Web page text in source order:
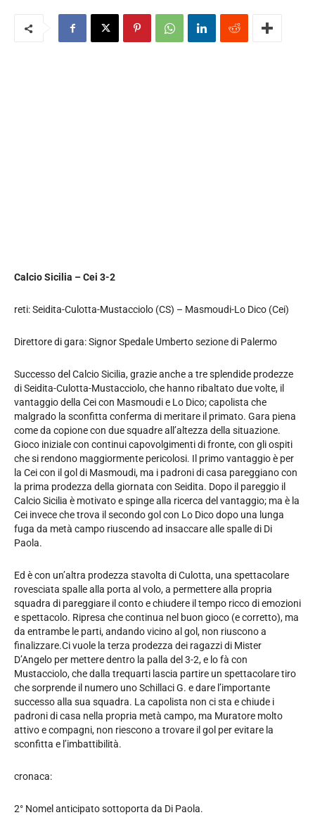
Calcio Sicilia – Cei 3-2
reti: Seidita-Culotta-Mustacciolo (CS) – Masmoudi-Lo Dico (Cei)
Direttore di gara: Signor Spedale Umberto sezione di Palermo
Successo del Calcio Sicilia, grazie anche a tre splendide prodezze
di Seidita-Culotta-Mustacciolo, che hanno ribaltato due volte, il
vantaggio della Cei con Masmoudi e Lo Dico; capolista che
malgrado la sconfitta conferma di meritare il primato. Gara piena
come da copione con due squadre all’altezza della situazione.
Gioco iniziale con continui capovolgimenti di fronte, con gli ospiti
che si rendono maggiormente pericolosi. Il primo vantaggio è per
la Cei con il gol di Masmoudi, ma i padroni di casa pareggiano con
la prima prodezza della giornata con Seidita. Dopo il pareggio il
Calcio Sicilia è motivato e spinge alla ricerca del vantaggio; ma è la
Cei invece che trova il secondo gol con Lo Dico dopo una lunga
fuga da metà campo riuscendo ad insaccare alle spalle di Di
Paola.
Ed è con un’altra prodezza stavolta di Culotta, una spettacolare
rovesciata spalle alla porta al volo, a permettere alla propria
squadra di pareggiare il conto e chiudere il tempo ricco di emozioni
e spettacolo. Ripresa che continua nel buon gioco (e corretto), ma
da entrambe le parti, andando vicino al gol, non riuscono a
finalizzare.Ci vuole la terza prodezza dei ragazzi di Mister
D’Angelo per mettere dentro la palla del 3-2, e lo fà con
Mustacciolo, che dalla trequarti lascia partire un spettacolare tiro
che sorprende il numero uno Schillaci G. e dare l’importante
successo alla sua squadra. La capolista non ci sta e chiude i
padroni di casa nella propria metà campo, ma Muratore molto
attivo e compagni, non riescono a trovare il gol per evitare la
sconfitta e l’imbattibilità.
cronaca:
2° Nomel anticipato sottoporta da Di Paola.